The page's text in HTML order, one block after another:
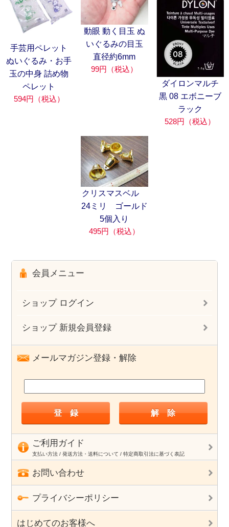
手芸用ペレット
ぬいぐるみ・お手
玉の中身 詰め物
ペレット
594円（税込）
動眼 動く目玉 ぬ
いぐるみの目玉
直径約6mm
99円（税込）
ダイロンマルチ
黒 08 エボニーブ
ラック
528円（税込）
クリスマスベル
24ミリ ゴールド
5個入り
495円（税込）
会員メニュー
ショップ ログイン
ショップ 新規会員登録
メールマガジン登録・解除
ご利用ガイド
支払い方法 / 発送方法・送料について / 特定商取引法に基づく表記
お問い合わせ
プライバシーポリシー
はじめてのお客様へ